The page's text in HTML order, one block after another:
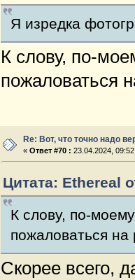
Я изредка
К слову, по-
пожаловаться
Re: Вот, что точно надо
«Ответ #70 : 23.04.2024,
Цитата: Ethereal
К слову, по-
пожаловаться
Скорее всего,